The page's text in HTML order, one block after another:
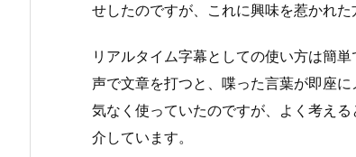
せしたのですが、これに興味を惹かれた
リアルタイム字幕としての使い方は簡
声で文章を打つと、喋った言葉が即座
気なく使っていたのですが、よく考え
介しています。